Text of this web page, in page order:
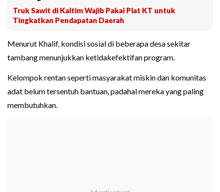
Truk Sawit di Kaltim Wajib Pakai Plat KT untuk
Tingkatkan Pendapatan Daerah
Menurut Khalif, kondisi sosial di beberapa desa sekitar
tambang menunjukkan ketidakefektifan program.
Kelompok rentan seperti masyarakat miskin dan komunitas
adat belum tersentuh bantuan, padahal mereka yang paling
membutuhkan.